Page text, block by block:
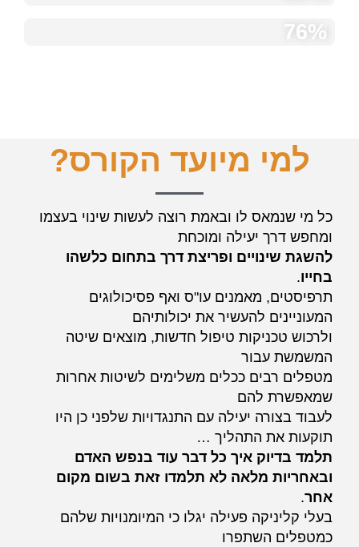
לימוד
76%
למי מיועד הקורס?
כל מי שנמאס לו ובאמת רוצה לעשות שינוי בעצמו
ומחפש דרך יעילה ומוכחת
להשגת שינויים ופריצת דרך בתחום כלשהו
בחייו.
תרפיסטים, מאמנים עו"ס ואף פסיכולוגים
המעוניינים להעשיר את יכולותיהם
ולרכוש טכניקות טיפול חדשות, מוצאים שיטה
המשמשת עבור
מטפלים רבים ככלים משלימים לשיטות אחרות
שמאפשרת להם
לעבוד בצורה יעילה עם התנגדויות שלפני כן היו
תוקעות את התהליך …
תלמד בדיוק איך כל דבר עוד בנפש האדם
ובאחריות מלאה לא תלמדו זאת בשום מקום
אחר.
בעלי קליניקה פעילה יגלו כי המיומנויות שלהם
כמטפלים השתפרו